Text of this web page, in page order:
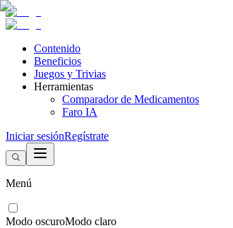
Contenido
Beneficios
Juegos y Trivias
Herramientas
Comparador de Medicamentos
Faro IA
Iniciar sesiónRegístrate
Menú
Modo oscuroModo claro